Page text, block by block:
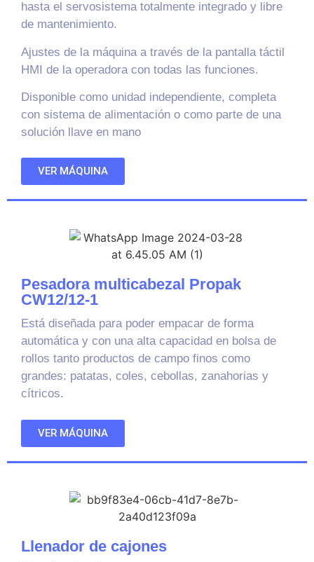
hasta el servosistema totalmente integrado y libre
de mantenimiento.
Ajustes de la máquina a través de la pantalla táctil
HMI de la operadora con todas las funciones.
Disponible como unidad independiente, completa
con sistema de alimentación o como parte de una
solución llave en mano
VER MÁQUINA
Pesadora multicabezal Propak
CW12/12-1
Está diseñada para poder empacar de forma
automática y con una alta capacidad en bolsa de
rollos tanto productos de campo finos como
grandes: patatas, coles, cebollas, zanahorias y
cítricos.
VER MÁQUINA
Llenador de cajones